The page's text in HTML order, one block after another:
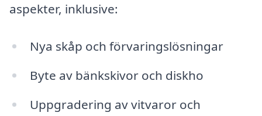
aspekter, inklusive:
Nya skåp och förvaringslösningar
Byte av bänkskivor och diskho
Uppgradering av vitvaror och